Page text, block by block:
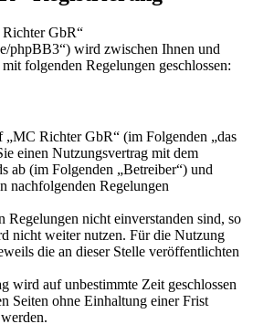
GbR“
phpBB3“) wird zwischen Ihnen und
folgenden Regelungen geschlossen:
Richter GbR“ (im Folgenden „das
einen Nutzungsvertrag mit dem
ab (im Folgenden „Betreiber“) und
nachfolgenden Regelungen
Regelungen nicht einverstanden sind, so
nicht weiter nutzen. Für die Nutzung
die an dieser Stelle veröffentlichten
wird auf unbestimmte Zeit geschlossen
Seiten ohne Einhaltung einer Frist